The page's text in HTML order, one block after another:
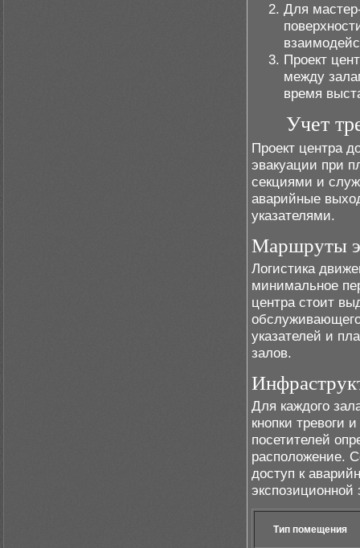
Для
Проект
между
время
Учет
Проект центра
эвакуации при
секциями и
аварийные
указателями.
Маршруты
Логистика
минимальное
центра стоит
указателей и
залов.
Для каждого
кнопки тревоги
посетителей
расположение.
доступ к
экспозиционной
Тип помещения